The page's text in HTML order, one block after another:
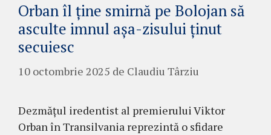
Orban îl ține smirnă pe Bolojan să
asculte imnul așa-zisului ținut
secuiesc
10 octombrie 2025 de Claudiu Târziu
Dezmățul iredentist al premierului Viktor
Orban în Transilvania reprezintă o sfidare